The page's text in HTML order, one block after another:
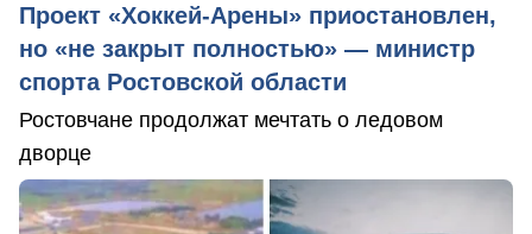
Проект «Хоккей-Арены» приостановлен,
но «не закрыт полностью» — министр
спорта Ростовской области
Ростовчане продолжат мечтать о ледовом
дворце